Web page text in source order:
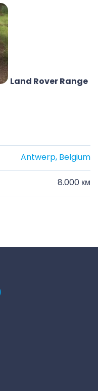
Land Rover Range
Antwerp, Belgium
8.000 км